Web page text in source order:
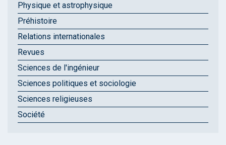
Physique et astrophysique
Préhistoire
Relations internationales
Revues
Sciences de l'ingénieur
Sciences politiques et sociologie
Sciences religieuses
Société